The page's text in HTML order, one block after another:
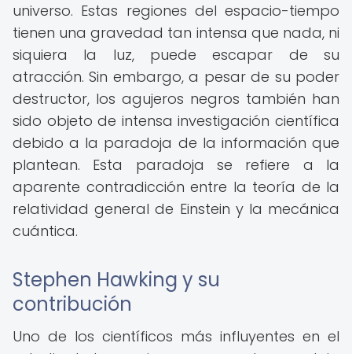
universo. Estas regiones del espacio-tiempo
tienen una gravedad tan intensa que nada, ni
siquiera la luz, puede escapar de su
atracción. Sin embargo, a pesar de su poder
destructor, los agujeros negros también han
sido objeto de intensa investigación científica
debido a la paradoja de la información que
plantean. Esta paradoja se refiere a la
aparente contradicción entre la teoría de la
relatividad general de Einstein y la mecánica
cuántica.
Stephen Hawking y su
contribución
Uno de los científicos más influyentes en el